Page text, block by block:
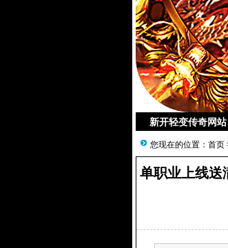
新开轻变传奇网站
您现在的位置： 首页
单职业上线送